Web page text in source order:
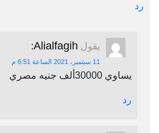
رد
يقول Alialfagih
:
11 سبتمبر، 2021 الساعة 6:51 م
يساوي 30000ألف جنيه مصري
رد